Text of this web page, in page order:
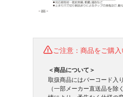
ご注意：商品をご購
＜商品について＞
取扱商品にはバーコード入
（一部メーカー直送品を